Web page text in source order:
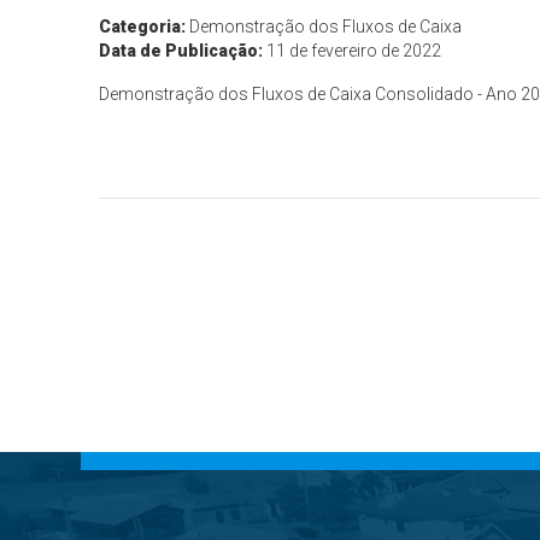
Categoria: Demonstração dos Fluxos de Caixa
Data de Publicação: 11 de fevereiro de 2022
Demonstração dos Fluxos de Caixa Consolidado - Ano